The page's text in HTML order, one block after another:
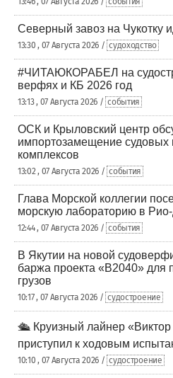
Северный завоз на Чукотку
13:30 , 07 Августа 2026 / судоходство
#ЧИТАЮКОРАБЕЛ на
верфях и КБ 2026 год
13:13 , 07 Августа 2026 / события
ОСК и Крыловский центр
импортозамещение судовых
комплексов
13:02 , 07 Августа 2026 / события
Глава Морской коллегии
морскую лабораторию в
12:44 , 07 Августа 2026 / события
В Якутии на новой
баржа проекта «В2040» для
грузов
10:17 , 07 Августа 2026 / судостроение
🛳️ Круизный лайнер
приступил к ходовым
10:10 , 07 Августа 2026 / судостроение